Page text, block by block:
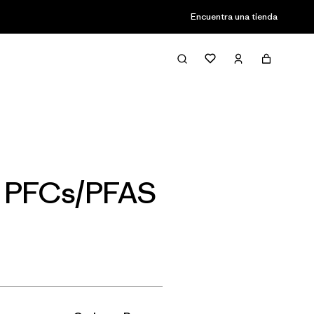
Encuentra una tienda
Filter & Sort
PFAS